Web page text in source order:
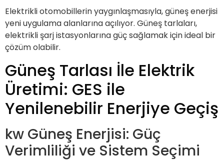
Elektrikli otomobillerin yaygınlaşmasıyla, güneş enerjisi
yeni uygulama alanlarına açılıyor. Güneş tarlaları,
elektrikli şarj istasyonlarına güç sağlamak için ideal bir
çözüm olabilir.
Güneş Tarlası İle Elektrik
Üretimi: GES ile
Yenilenebilir Enerjiye Geçiş
kw Güneş Enerjisi: Güç
Verimliliği ve Sistem Seçimi